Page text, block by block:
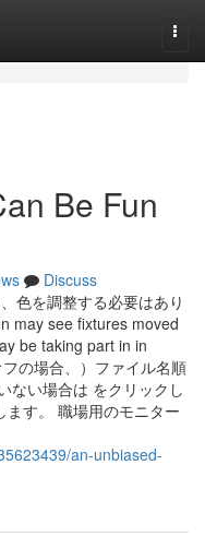
Be Fun
Discuss
色を調整する必要はあり
may see fixtures moved
be taking part in in
の場合、）ファイル名順
ない場合は をクリックし
す。 職場用のモニター
an-unbiased-